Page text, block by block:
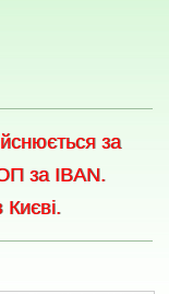
за
за IBAN.